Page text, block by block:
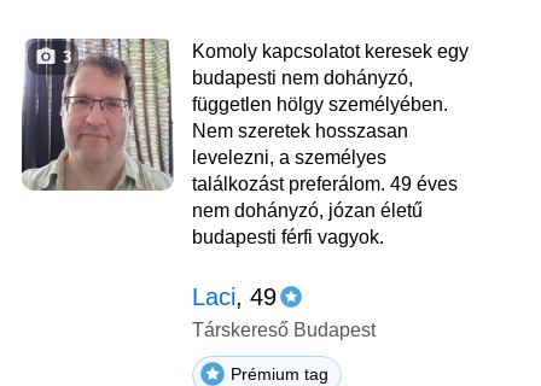
3
Komoly kapcsolatot keresek egy
budapesti nem dohányzó,
független hölgy személyében.
Nem szeretek hosszasan
levelezni, a személyes
találkozást preferálom. 49 éves
nem dohányzó, józan életű
budapesti férfi vagyok.
Laci, 49
Társkereső Budapest
Prémium tag